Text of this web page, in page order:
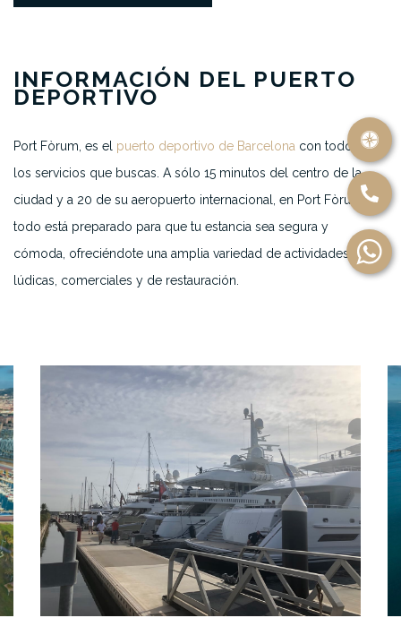
INFORMACIÓN DEL PUERTO
DEPORTIVO
Port Fòrum, es el puerto deportivo de Barcelona con todos
los servicios que buscas. A sólo 15 minutos del centro de la
ciudad y a 20 de su aeropuerto internacional, en Port Fòrum
todo está preparado para que tu estancia sea segura y
cómoda, ofreciéndote una amplia variedad de actividades
lúdicas, comerciales y de restauración.